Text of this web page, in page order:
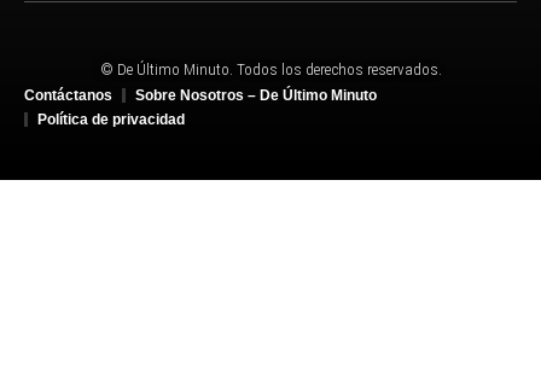
© De Último Minuto. Todos los derechos reservados.
Contáctanos
Sobre Nosotros – De Último Minuto
Política de privacidad